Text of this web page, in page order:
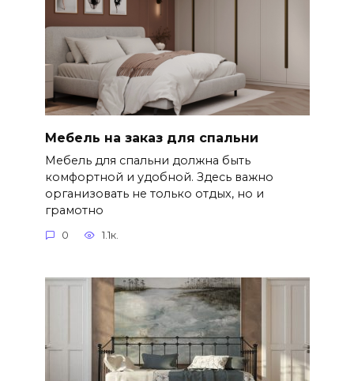
Мебель на заказ для спальни
Мебель для спальни должна быть
комфортной и удобной. Здесь важно
организовать не только отдых, но и
грамотно
0 1.1к.